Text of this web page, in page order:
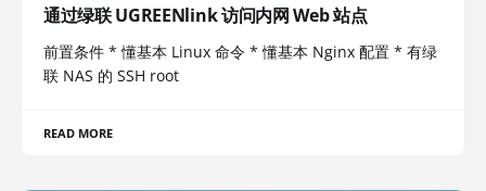
通过绿联 UGREENlink 访问内网 Web 站点
前置条件 * 懂基本 Linux 命令 * 懂基本 Nginx 配置 * 有绿
联 NAS 的 SSH root
READ MORE